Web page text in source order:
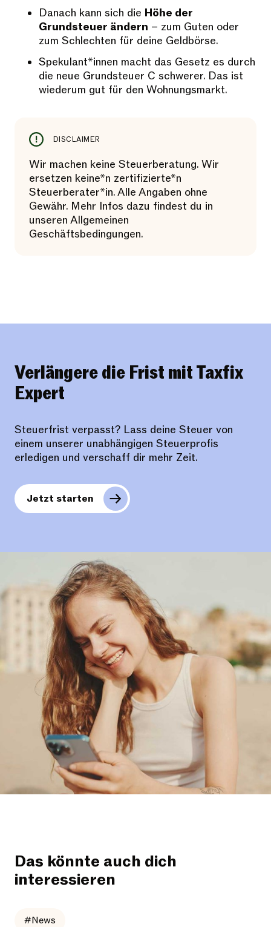
Danach kann sich die Höhe der
Grundsteuer ändern – zum Guten oder
zum Schlechten für deine Geldbörse.
Spekulant*innen macht das Gesetz es durch
die neue Grundsteuer C schwerer. Das ist
wiederum gut für den Wohnungsmarkt.
DISCLAIMER
Wir machen keine Steuerberatung. Wir
ersetzen keine*n zertifizierte*n
Steuerberater*in. Alle Angaben ohne
Gewähr. Mehr Infos dazu findest du in
unseren Allgemeinen
Geschäftsbedingungen.
Verlängere die Frist mit Taxfix
Expert
Steuerfrist verpasst? Lass deine Steuer von
einem unserer unabhängigen Steuerprofis
erledigen und verschaff dir mehr Zeit.
Jetzt starten
Das könnte auch dich
interessieren
#News